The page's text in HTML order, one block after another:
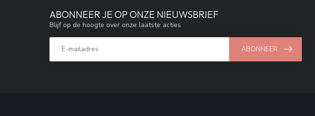
ABONNEER JE OP ONZE NIEUWSBRIEF
Blijf op de hoogte over onze laatste acties
ABONNEER